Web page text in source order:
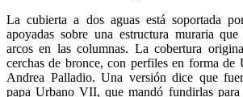
La cubierta a dos aguas está soportada
apoyadas sobre una estructura muraria
arcos en las columnas. La cobertura
cerchas de bronce, con perfiles en forma de
Andrea Palladio. Una versión dice que
papa Urbano VII, que mandó fundirlas para